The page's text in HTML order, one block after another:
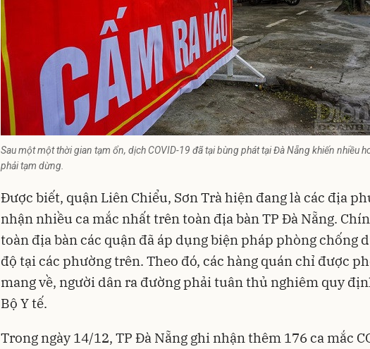
Sau một một thời gian tạm ổn, dịch COVID-19 đã tại bùng phát tại Đà Nẵng khiến nhiều
phải tạm dừng.
Được biết, quận Liên Chiểu, Sơn Trà hiện đang là các địa
nhận nhiều ca mắc nhất trên toàn địa bàn TP Đà Nẵng.
toàn địa bàn các quận đã áp dụng biện pháp phòng chống
độ tại các phường trên. Theo đó, các hàng quán chỉ được
mang về, người dân ra đường phải tuân thủ nghiêm quy
Bộ Y tế.
Trong ngày 14/12, TP Đà Nẵng ghi nhận thêm 176 ca mắc